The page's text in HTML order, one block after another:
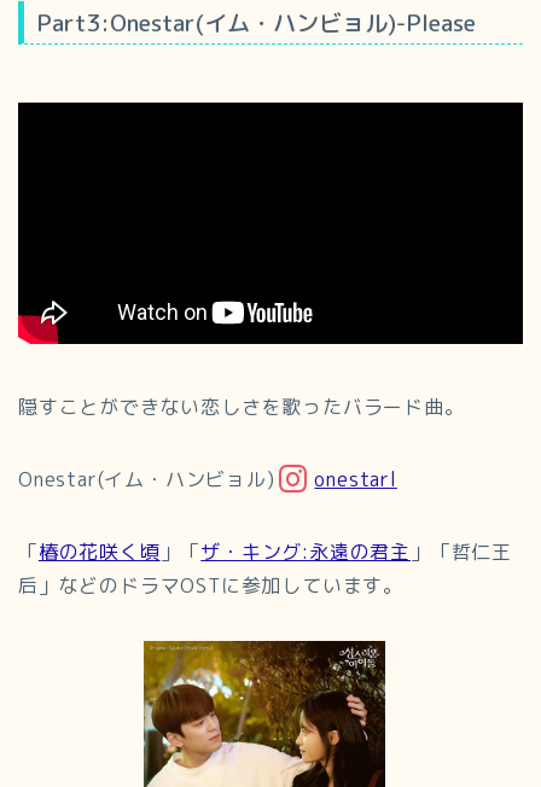
Part3:Onestar(イム・ハンビョル)-Please
隠すことができない恋しさを歌ったバラード曲。
Onestar(イム・ハンビョル) onestarl
「椿の花咲く頃 」「ザ・キング:永遠の君主 」「哲仁王
后」などのドラマOSTに参加しています。